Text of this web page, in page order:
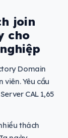
join
cho
Domain
viên. Yêu cầu
CAL 1,65
thách